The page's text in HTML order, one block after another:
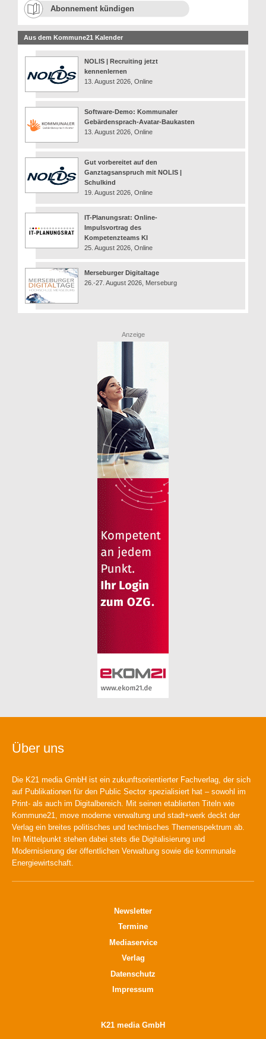
Abonnement kündigen
Aus dem Kommune21 Kalender
NOLIS | Recruiting jetzt
kennenlernen
13. August 2026, Online
Software-Demo: Kommunaler
Gebärdensprach-Avatar-Baukasten
13. August 2026, Online
Gut vorbereitet auf den
Ganztagsanspruch mit NOLIS |
Schulkind
19. August 2026, Online
IT-Planungsrat: Online-
Impulsvortrag des
Kompetenzteams KI
25. August 2026, Online
Merseburger Digitaltage
26.-27. August 2026, Merseburg
Anzeige
Über uns
Die K21 media GmbH ist ein zukunftsorientierter Fachverlag, der sich
auf Publikationen für den Public Sector spezialisiert hat – sowohl im
Print- als auch im Digitalbereich. Mit seinen etablierten Titeln wie
Kommune21, move moderne verwaltung und stadt+werk deckt der
Verlag ein breites politisches und technisches Themenspektrum ab.
Im Mittelpunkt stehen dabei stets die Digitalisierung und
Modernisierung der öffentlichen Verwaltung sowie die kommunale
Energiewirtschaft.
Newsletter
Termine
Mediaservice
Verlag
Datenschutz
Impressum
K21 media GmbH